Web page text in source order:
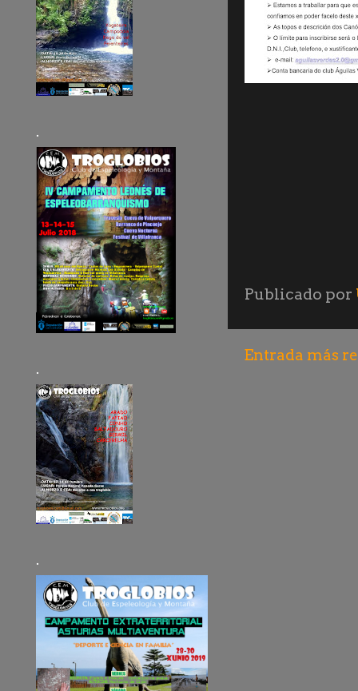
Publicado por
Entrada más
.
.
.